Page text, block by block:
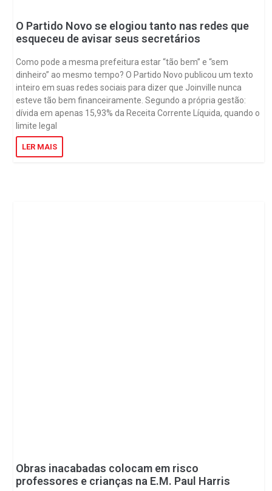
O Partido Novo se elogiou tanto nas redes que
esqueceu de avisar seus secretários
Como pode a mesma prefeitura estar “tão bem” e “sem
dinheiro” ao mesmo tempo? O Partido Novo publicou um texto
inteiro em suas redes sociais para dizer que Joinville nunca
esteve tão bem financeiramente. Segundo a própria gestão:
dívida em apenas 15,93% da Receita Corrente Líquida, quando o
limite legal
LER MAIS
Obras inacabadas colocam em risco
professores e crianças na E.M. Paul Harris